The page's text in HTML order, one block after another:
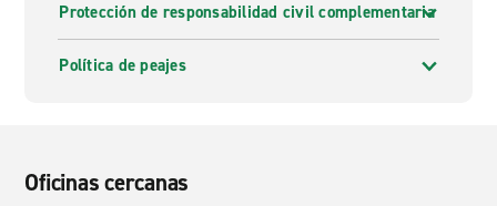
Protección de responsabilidad civil complementaria
Política de peajes
Oficinas cercanas